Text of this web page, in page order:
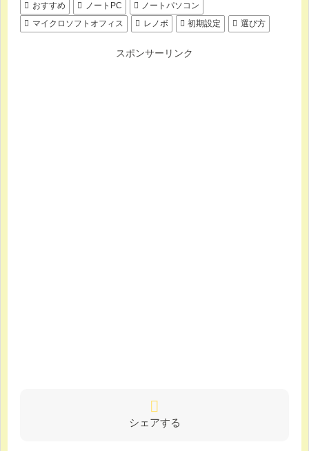
おすすめ
ノートPC
ノートパソコン
マイクロソフトオフィス
レノボ 初期設定 選び方
スポンサーリンク
シェアする